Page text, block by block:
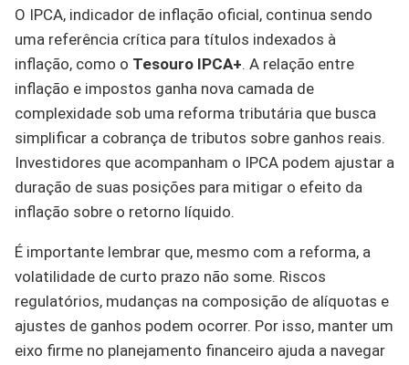
O IPCA, indicador de inflação oficial, continua sendo
uma referência crítica para títulos indexados à
inflação, como o Tesouro IPCA+. A relação entre
inflação e impostos ganha nova camada de
complexidade sob uma reforma tributária que busca
simplificar a cobrança de tributos sobre ganhos reais.
Investidores que acompanham o IPCA podem ajustar a
duração de suas posições para mitigar o efeito da
inflação sobre o retorno líquido.
É importante lembrar que, mesmo com a reforma, a
volatilidade de curto prazo não some. Riscos
regulatórios, mudanças na composição de alíquotas e
ajustes de ganhos podem ocorrer. Por isso, manter um
eixo firme no planejamento financeiro ajuda a navegar